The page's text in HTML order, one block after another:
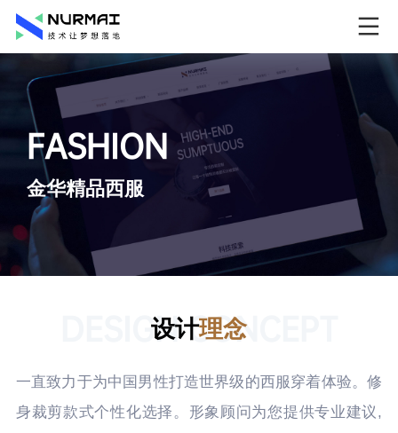
FASHION
金华精品西服
设计理念
DESIGN CONCEPT
一直致力于为中国男性打造世界级的西服穿着体验。修
身裁剪款式个性化选择。形象顾问为您提供专业建议,